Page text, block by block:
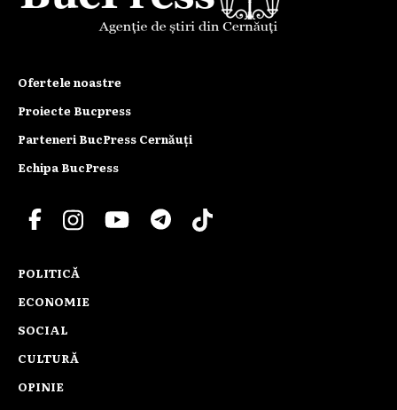
Ofertele noastre
Proiecte Bucpress
Parteneri BucPress Cernăuți
Echipa BucPress
POLITICĂ
ECONOMIE
SOCIAL
CULTURĂ
OPINIE